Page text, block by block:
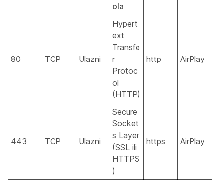
ola
80 TCP Ulazni
Hypert
ext
Transfe
r
Protoc
ol
(HTTP)
http AirPlay
443 TCP Ulazni
Secure
Socket
s Layer
(SSL ili
HTTPS
)
https AirPlay